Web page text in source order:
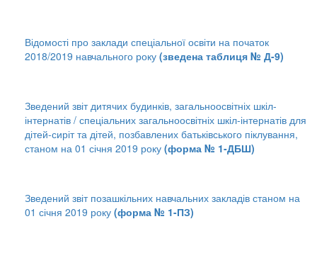
Відомості про заклади спеціальної освіти на початок
2018/2019 навчального року (зведена таблиця № Д-9)
Зведений звіт дитячих будинків, загальноосвітніх шкіл-
інтернатів / спеціальних загальноосвітніх шкіл-інтернатів для
дітей-сиріт та дітей, позбавлених батьківського піклування,
станом на 01 січня 2019 року (форма № 1-ДБШ)
Зведений звіт позашкільних навчальних закладів станом на
01 січня 2019 року (форма № 1-ПЗ)